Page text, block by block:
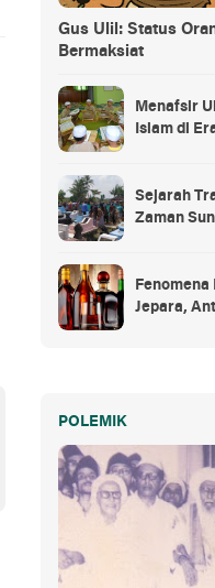
Gus Ulil: Status
Bermaksiat
Menafsir
Islam di
Sejarah
Zaman
Fenomena
Jepara,
POLEMIK